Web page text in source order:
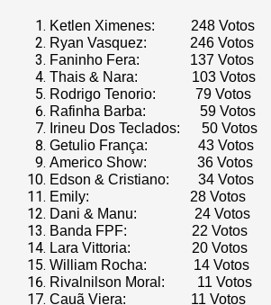
Ketlen Ximenes: 248
Ryan Vasquez: 246
Faninho Fera: 137 Votos
Thais & Nara: 103 Votos
Rodrigo Tenorio: 79
Rafinha Barba: 59
Irineu Dos Teclados: 50
Getulio França: 43
Americo Show: 36
Edson & Cristiano: 34
Emily: 28 Votos
Dani & Manu: 24
Banda FPF: 22 Votos
Lara Vittoria: 20 Votos
William Rocha: 14
Rivalnilson Moral: 11
Cauã Viera: 11 Votos